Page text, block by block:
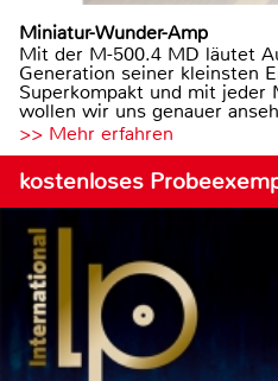
Miniatur-Wunder-Amp
Mit der M-500.4 MD läutet
Generation seiner kleinsten
Superkompakt und mit jeder
wollen wir uns genauer
>> Mehr erfahren
kostenloses